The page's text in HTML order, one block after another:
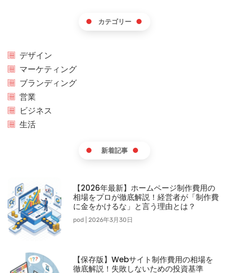
カテゴリー
デザイン
マーケティング
ブランディング
営業
ビジネス
生活
新着記事
【2026年最新】ホームページ制作費用の
相場をプロが徹底解説！経営者が「制作費
に金をかけるな」と言う理由とは？
pod 2026年3月30日
【保存版】Webサイト制作費用の相場を
徹底解説！失敗しないための投資基準